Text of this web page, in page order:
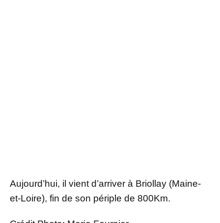
Aujourd’hui, il vient d’arriver à Briollay (Maine-
et-Loire), fin de son périple de 800Km.